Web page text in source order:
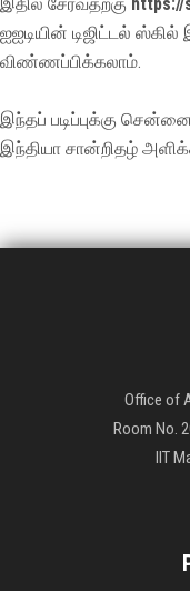
ஐஐடியின் டிஜிட்டல்
விண்ணப்பிக்கலாம்.
இந்தப் படிப்புக்கு சென்னை
இந்தியா சான்றிதழ்
Office of
Room No.
IIT